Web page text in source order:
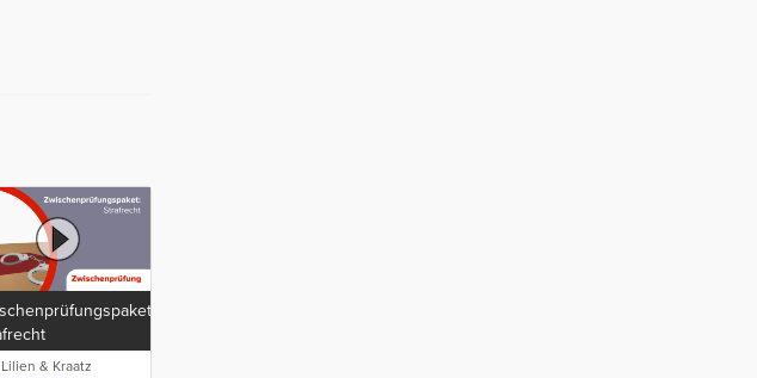
& Kraatz